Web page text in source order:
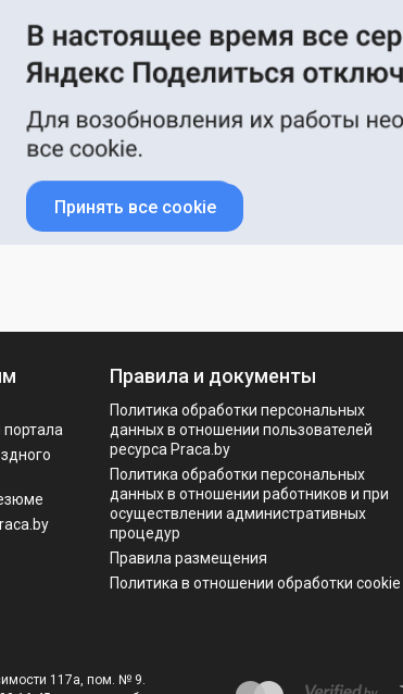
Принять все cookie
Правила и документы
Политика обработки персональных
данных в отношении пользователей
ресурса Praca.by
Политикa обработки персональных
данных в отношении работников и при
осуществлении административных
процедур
Правила размещения
Политика в отношении обработки cookie
117а, пом. № 9.